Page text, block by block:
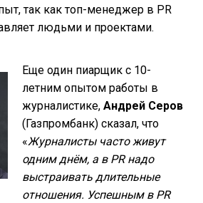
так как топ-менеджер в PR
людьми и проектами.
Еще один пиарщик с 10-
летним опытом работы в
журналистике, Андрей Серов
(Газпромбанк) сказал, что
«Журналисты часто живут
одним днём, а в PR надо
выстраивать длительные
отношения. Успешным в PR